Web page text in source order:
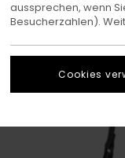
aussprechen, wenn
Besucherzahlen).
Cookies